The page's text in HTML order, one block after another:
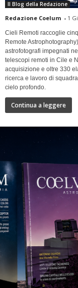
Il Blog della Redazione
Redazione Coelum - 1
Cieli Remoti raccoglie
Remote
astrofotografi impegnati
telescopi remoti in Cile e
acquisizione e oltre 330
ricerca e lavoro di
cielo profondo.
Continua a leggere